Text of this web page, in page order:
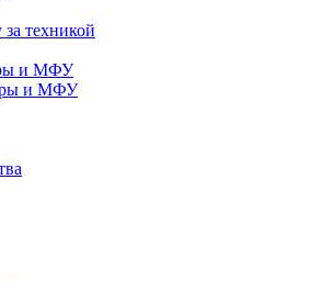
техникой
и МФУ
и МФУ